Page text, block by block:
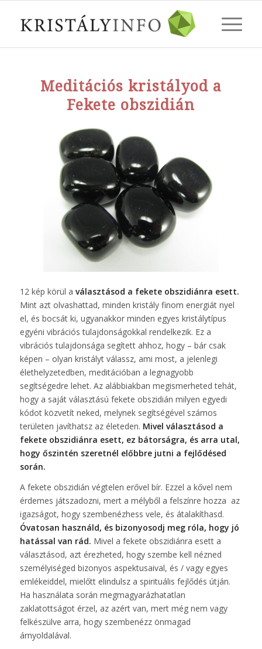
Meditációs kristályod a
Fekete obszidián
12 kép körül a választásod a fekete obszidiánra esett.
Mint azt olvashattad, minden kristály finom energiát nyel
el, és bocsát ki, ugyanakkor minden egyes kristálytípus
egyéni vibrációs tulajdonságokkal rendelkezik. Ez a
vibrációs tulajdonsága segített ahhoz, hogy – bár csak
képen – olyan kristályt válassz, ami most, a jelenlegi
élethelyzetedben, meditációban a legnagyobb
segítségedre lehet. Az alábbiakban megismerheted tehát,
hogy a saját választású fekete obszidián milyen egyedi
kódot közvetít neked, melynek segítségével számos
területen javíthatsz az életeden. Mivel választásod a
fekete obszidiánra esett, ez bátorságra, és arra utal,
hogy őszintén szeretnél előbbre jutni a fejlődésed
során.
A fekete obszidián végtelen erővel bír. Ezzel a kővel nem
érdemes játszadozni, mert a mélyből a felszínre hozza az
igazságot, hogy szembenézhess vele, és átalakíthasd.
Óvatosan használd, és bizonyosodj meg róla, hogy jó
hatással van rád. Mivel a fekete obszidiánra esett a
választásod, azt érezheted, hogy szembe kell nézned
személyiséged bizonyos aspektusaival, és / vagy egyes
emlékeiddel, mielőtt elindulsz a spirituális fejlődés útján.
Ha használata során megmagyarázhatatlan
zaklatottságot érzel, az azért van, mert még nem vagy
felkészülve arra, hogy szembenézz önmagad
árnyoldalával.